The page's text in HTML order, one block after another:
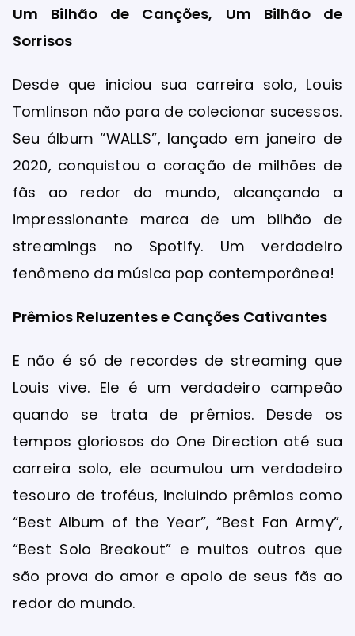
Um Bilhão de Canções, Um Bilhão de
Sorrisos
Desde que iniciou sua carreira solo, Louis
Tomlinson não para de colecionar sucessos.
Seu álbum “WALLS”, lançado em janeiro de
2020, conquistou o coração de milhões de
fãs ao redor do mundo, alcançando a
impressionante marca de um bilhão de
streamings no Spotify. Um verdadeiro
fenômeno da música pop contemporânea!
Prêmios Reluzentes e Canções Cativantes
E não é só de recordes de streaming que
Louis vive. Ele é um verdadeiro campeão
quando se trata de prêmios. Desde os
tempos gloriosos do One Direction até sua
carreira solo, ele acumulou um verdadeiro
tesouro de troféus, incluindo prêmios como
“Best Album of the Year”, “Best Fan Army”,
“Best Solo Breakout” e muitos outros que
são prova do amor e apoio de seus fãs ao
redor do mundo.